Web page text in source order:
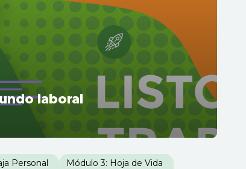
laboral
Personal Módulo 3: Hoja de Vida